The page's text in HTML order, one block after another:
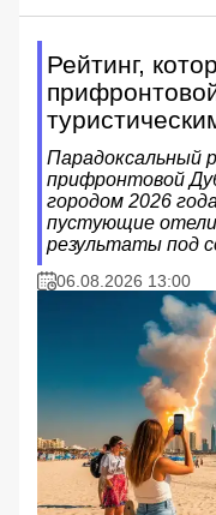
Рейтинг,
Парадоксальный
прифронтовой
городом 2026
пустующие
результаты под
06.08.2026 13:00